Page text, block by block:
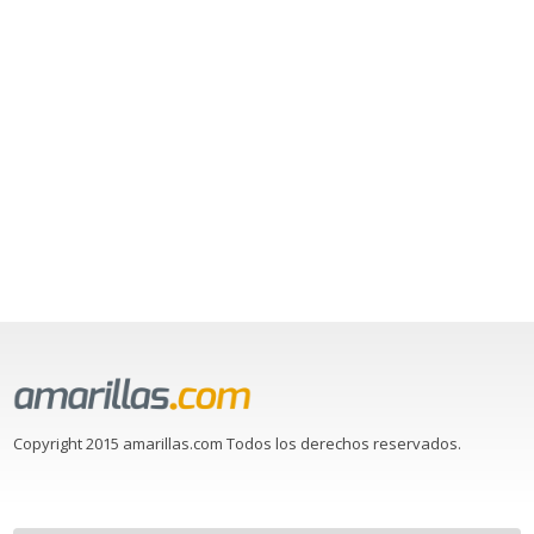
Copyright 2015 amarillas.com Todos los derechos reservados.